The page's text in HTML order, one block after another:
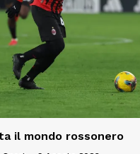
il mondo rossonero